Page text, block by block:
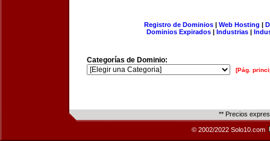
Registro de Dominios| Web Hosting |
Dominios Expirados | Industrias |
Categorías de Dominio:
[Pág.
** Precios
© 2002/2022 Solo10.com